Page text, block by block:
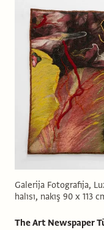
The Art Newspaper
Galerija Fotografija,
halısı, nakış 90 x 113